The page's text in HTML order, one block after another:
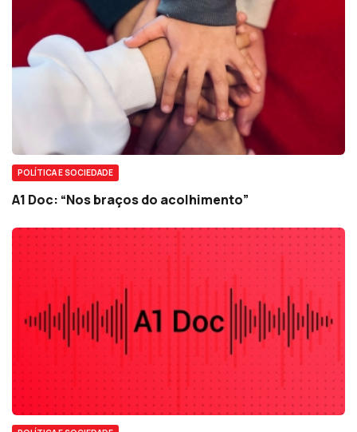
POLÍTICA E SOCIEDADE
A1 Doc: “Nos braços do acolhimento”